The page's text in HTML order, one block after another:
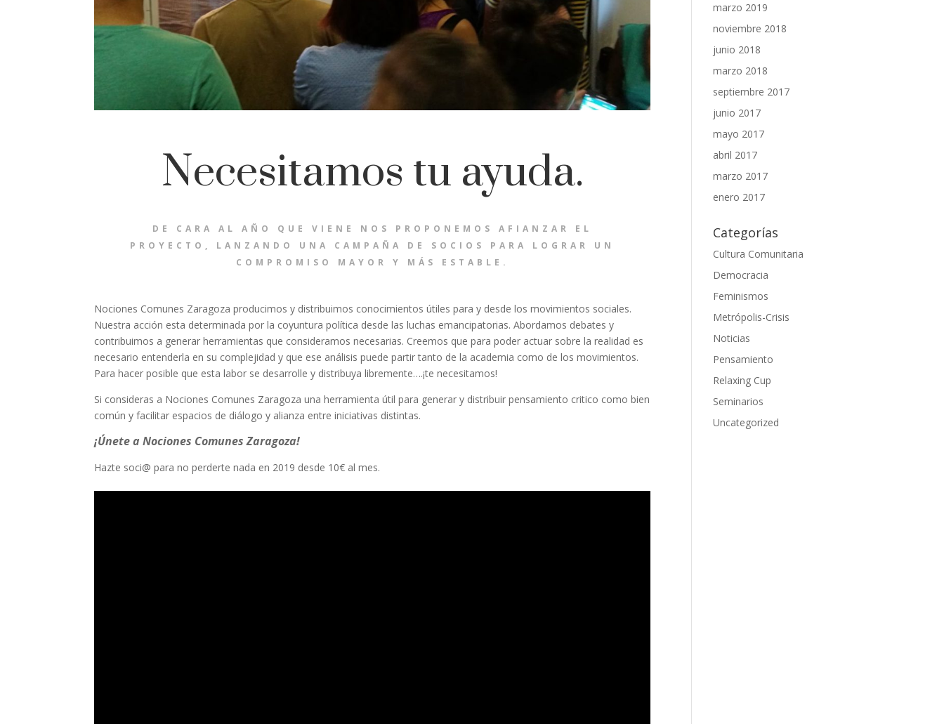
Necesitamos tu ayuda.
DE CARA AL AÑO QUE VIENE NOS PROPONEMOS AFIANZAR EL
PROYECTO, LANZANDO UNA CAMPAÑA DE SOCIOS PARA LOGRAR UN
COMPROMISO MAYOR Y MÁS ESTABLE.
Nociones Comunes Zaragoza producimos y distribuimos conocimientos útiles para y desde los movimientos sociales.
Nuestra acción esta determinada por la coyuntura política desde las luchas emancipatorias. Abordamos debates y
contribuimos a generar herramientas que consideramos necesarias. Creemos que para poder actuar sobre la realidad es
necesario entenderla en su complejidad y que ese análisis puede partir tanto de la academia como de los movimientos.
Para hacer posible que esta labor se desarrolle y distribuya libremente….¡te necesitamos!
Si consideras a Nociones Comunes Zaragoza una herramienta útil para generar y distribuir pensamiento critico como bien
común y facilitar espacios de diálogo y alianza entre iniciativas distintas.
¡Únete a Nociones Comunes Zaragoza!
Hazte soci@ para no perderte nada en 2019 desde 10€ al mes.
marzo 2019
noviembre 2018
junio 2018
marzo 2018
septiembre 2017
junio 2017
mayo 2017
abril 2017
marzo 2017
enero 2017
Categorías
Cultura Comunitaria
Democracia
Feminismos
Metrópolis-Crisis
Noticias
Pensamiento
Relaxing Cup
Seminarios
Uncategorized